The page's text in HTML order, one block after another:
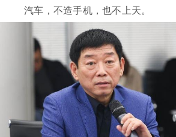
汽车，不造手机，也不上天。